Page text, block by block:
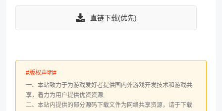
直链下载(优先)
#版权声明#
一、本站致力于为游戏爱好者提供国内外游戏开发技术和游戏共
享，着力为用户提供优资资源;
二、本站内提供的部分源码下载文件为网络共享资源，请于下载